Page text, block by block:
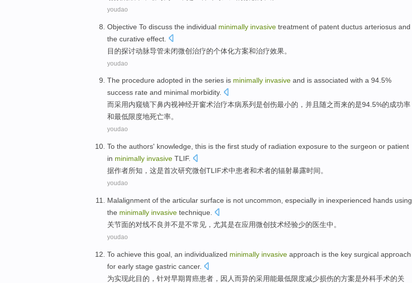
youdao
Objective To discuss the individual minimally invasive treatment of patent ductus arteriosus and
the curative effect
目的探讨动脉导管未闭微创治疗的个体化方案和治疗效果。
youdao
The procedure adopted in the series is minimally invasive and is associated with a 94.5%
success rate and minimal morbidity.
而采用内窥镜下鼻内视神经开窗术治疗本病系列是创伤最小的， 并且 随之而来的是94.5%的成功率
和最低限度地死亡率。
youdao
To the authors' knowledge this is the first study of radiation exposure to the surgeon or patient
in minimally invasive TLIF.
据作者所知 ， 这是首次研究微创TLIF术中患者和术者的辐射暴露时间。
youdao
Malalignment of the articular surface is not uncommon especially in inexperienced hands using
the minimally invasive technique
关节面的对线不良并不是不常见 ， 尤其是在应用微创技术经验少的医生中。
youdao
To achieve this goal , an individualized minimally invasive approach is the key surgical approach
for early stage gastric cancer.
为实现此目的 ， 针对早期胃癌患者， 因人而异的采用能最低限度减少损伤的方案是外科手术的关